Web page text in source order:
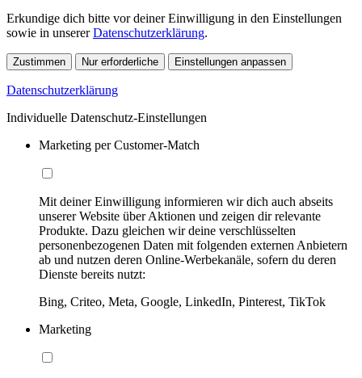
Erkundige dich bitte vor deiner Einwilligung in den Einstellungen
sowie in unsererDatenschutzerklärung.
Zustimmen Nur erforderliche Einstellungen anpassen
Datenschutzerklärung
Individuelle Datenschutz-Einstellungen
Marketing per Customer-Match
Mit deiner Einwilligung informieren wir dich auch abseits
unserer Website über Aktionen und zeigen dir relevante
Produkte. Dazu gleichen wir deine verschlüsselten
personenbezogenen Daten mit folgenden externen Anbietern
ab und nutzen deren Online-Werbekanäle, sofern du deren
Dienste bereits nutzt:
Bing, Criteo, Meta, Google, LinkedIn, Pinterest, TikTok
Marketing